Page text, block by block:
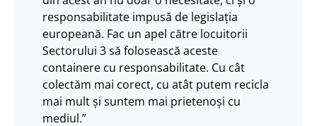
responsabilitate impusă de legislația
europeană. Fac un apel către locuitorii
Sectorului 3 să folosească aceste
containere cu responsabilitate. Cu cât
colectăm mai corect, cu atât putem recicla
mai mult și suntem mai prietenoși cu
mediul.”